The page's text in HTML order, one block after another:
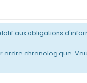
aux obligations
ordre chronologique.